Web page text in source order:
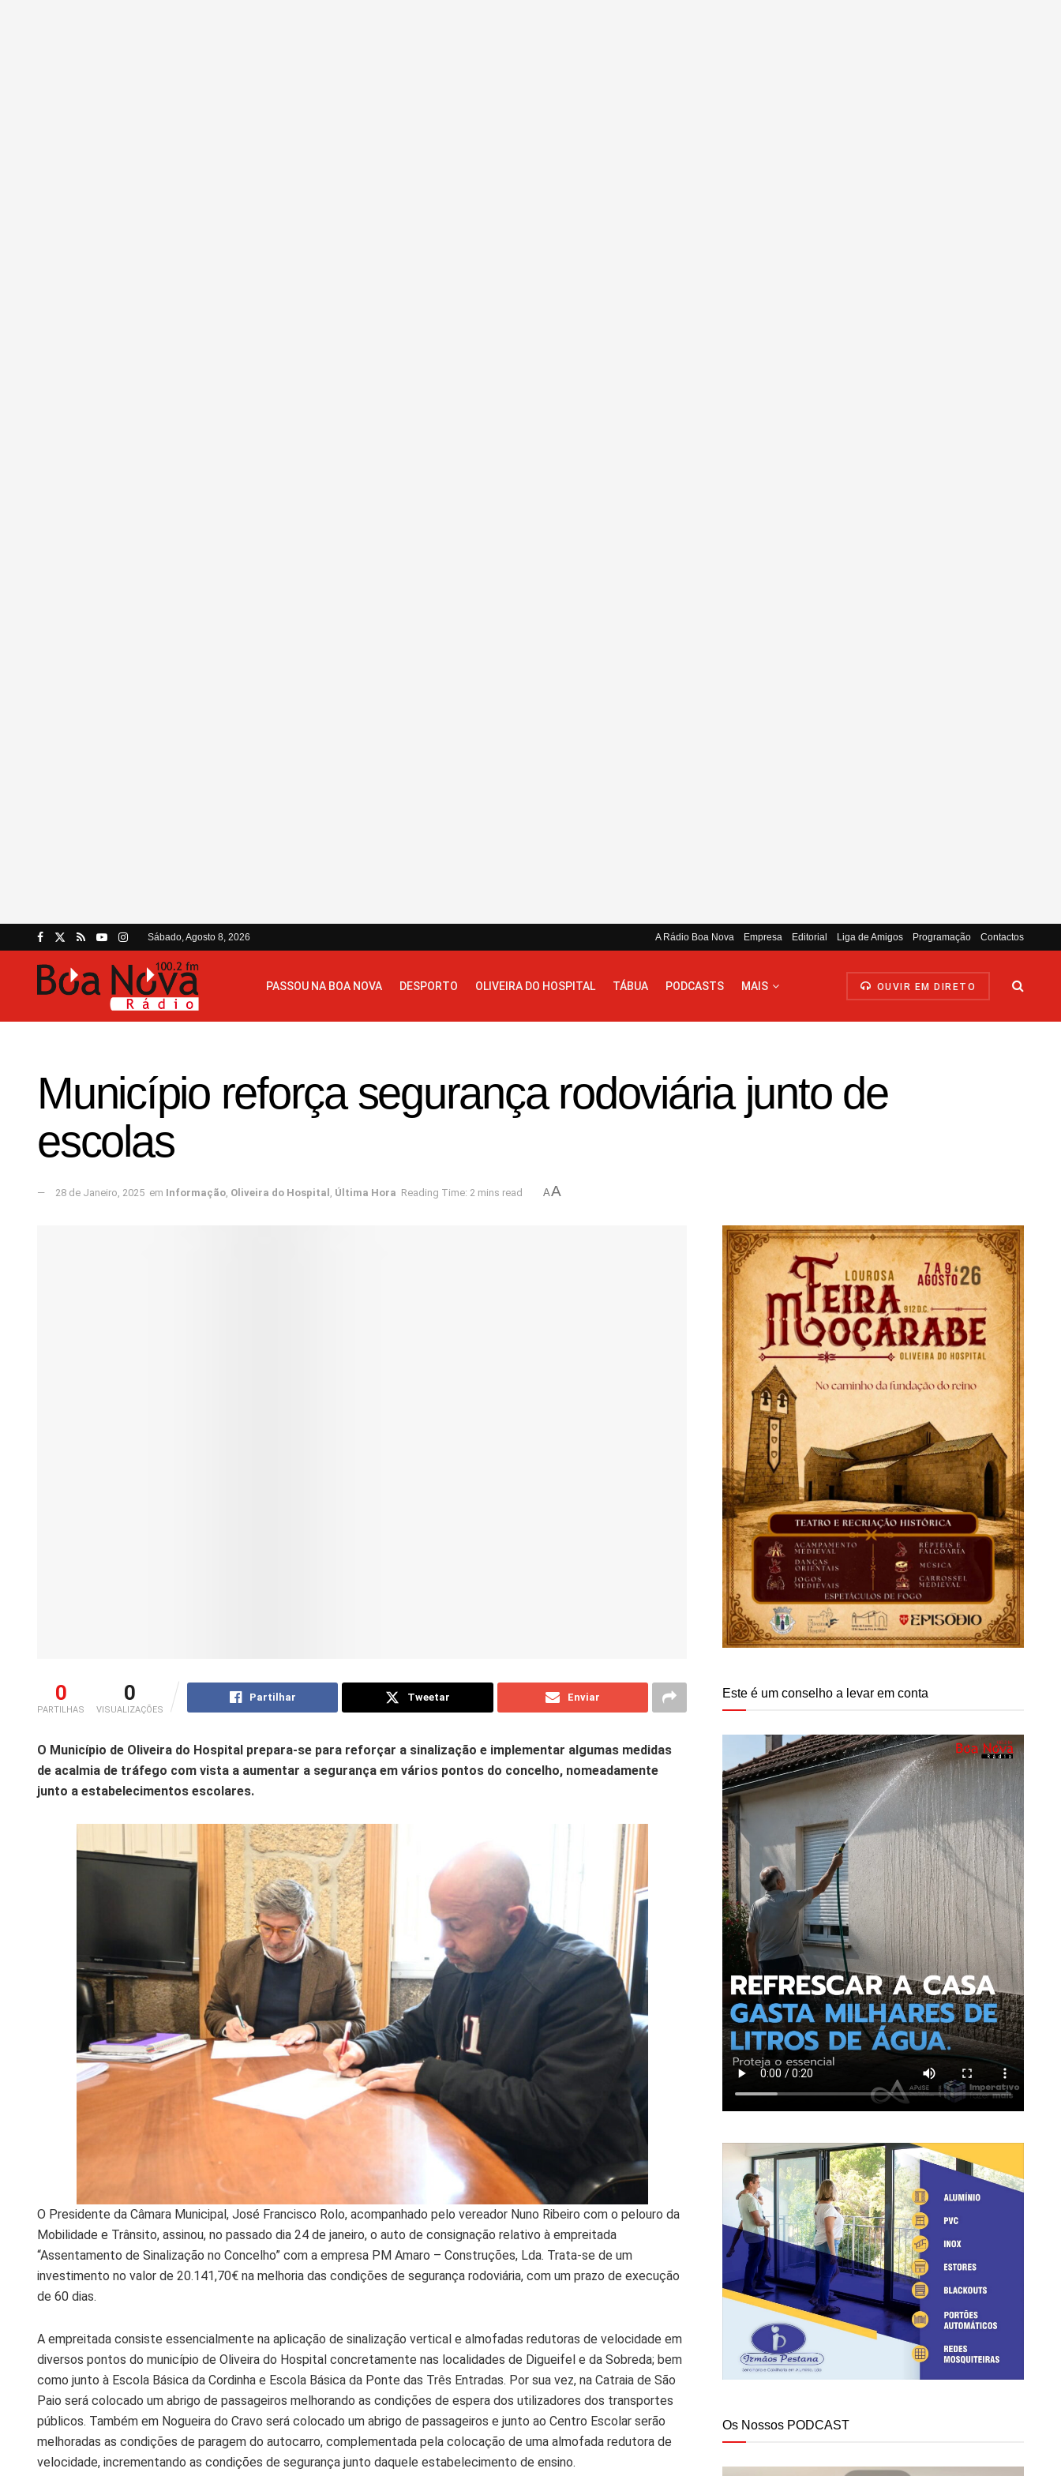
Sábado, Agosto 8, 2026 A Rádio Boa Nova Empresa Editorial Liga de Amigos Programação Contactos
PASSOU NA BOA NOVA DESPORTO OLIVEIRA DO HOSPITAL TÁBUA PODCASTS MAIS OUVIR EM DIRETO
Município reforça segurança rodoviária junto de
escolas
28 de Janeiro, 2025 em Informação, Oliveira do Hospital , Última Hora Reading Time: 2 mins read AA
0
PARTILHAS
0
VISUALIZAÇÕES
Partilhar Tweetar Enviar
O Município de Oliveira do Hospital prepara-se para reforçar a sinalização e implementar algumas medidas
de acalmia de tráfego com vista a aumentar a segurança em vários pontos do concelho, nomeadamente
junto a estabelecimentos escolares.
O Presidente da Câmara Municipal, José Francisco Rolo, acompanhado pelo vereador Nuno Ribeiro com o pelouro da
Mobilidade e Trânsito, assinou, no passado dia 24 de janeiro, o auto de consignação relativo à empreitada
“Assentamento de Sinalização no Concelho” com a empresa PM Amaro – Construções, Lda. Trata-se de um
investimento no valor de 20.141,70€ na melhoria das condições de segurança rodoviária, com um prazo de execução
de 60 dias.
A empreitada consiste essencialmente na aplicação de sinalização vertical e almofadas redutoras de velocidade em
diversos pontos do município de Oliveira do Hospital concretamente nas localidades de Digueifel e da Sobreda; bem
como junto à Escola Básica da Cordinha e Escola Básica da Ponte das Três Entradas. Por sua vez, na Catraia de São
Paio será colocado um abrigo de passageiros melhorando as condições de espera dos utilizadores dos transportes
públicos. Também em Nogueira do Cravo será colocado um abrigo de passageiros e junto ao Centro Escolar serão
melhoradas as condições de paragem do autocarro, complementada pela colocação de uma almofada redutora de
velocidade, incrementando as condições de segurança junto daquele estabelecimento de ensino.
Este é um conselho a levar em conta
Os Nossos PODCAST